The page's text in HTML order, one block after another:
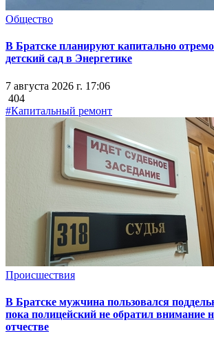
Общество
В Братске планируют капитально
детский сад в Энергетике
7 августа 2026 г. 17:06
404
#Капитальный ремонт
Происшествия
В Братске мужчина пользовался
пока полицейский не обратил внимание
отчестве